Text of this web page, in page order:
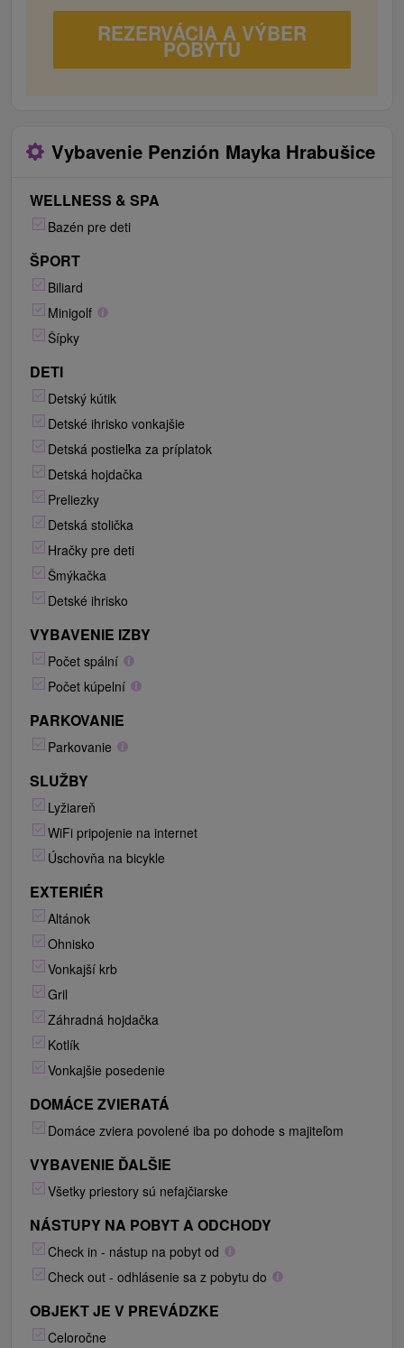
REZERVÁCIA A VÝBER
POBYTU
Vybavenie Penzión Mayka Hrabušice
WELLNESS & SPA
Bazén pre deti
ŠPORT
Biliard
Minigolf
Šípky
DETI
Detský kútik
Detské ihrisko vonkajšie
Detská postieľka za príplatok
Detská hojdačka
Preliezky
Detská stolička
Hračky pre deti
Šmýkačka
Detské ihrisko
VYBAVENIE IZBY
Počet spální
Počet kúpelní
PARKOVANIE
Parkovanie
SLUŽBY
Lyžiareň
WiFi pripojenie na internet
Úschovňa na bicykle
EXTERIÉR
Altánok
Ohnisko
Vonkajší krb
Gril
Záhradná hojdačka
Kotlík
Vonkajšie posedenie
DOMÁCE ZVIERATÁ
Domáce zviera povolené iba po dohode s majiteľom
VYBAVENIE ĎALŠIE
Všetky priestory sú nefajčiarske
NÁSTUPY NA POBYT A ODCHODY
Check in - nástup na pobyt od
Check out - odhlásenie sa z pobytu do
OBJEKT JE V PREVÁDZKE
Celoročne